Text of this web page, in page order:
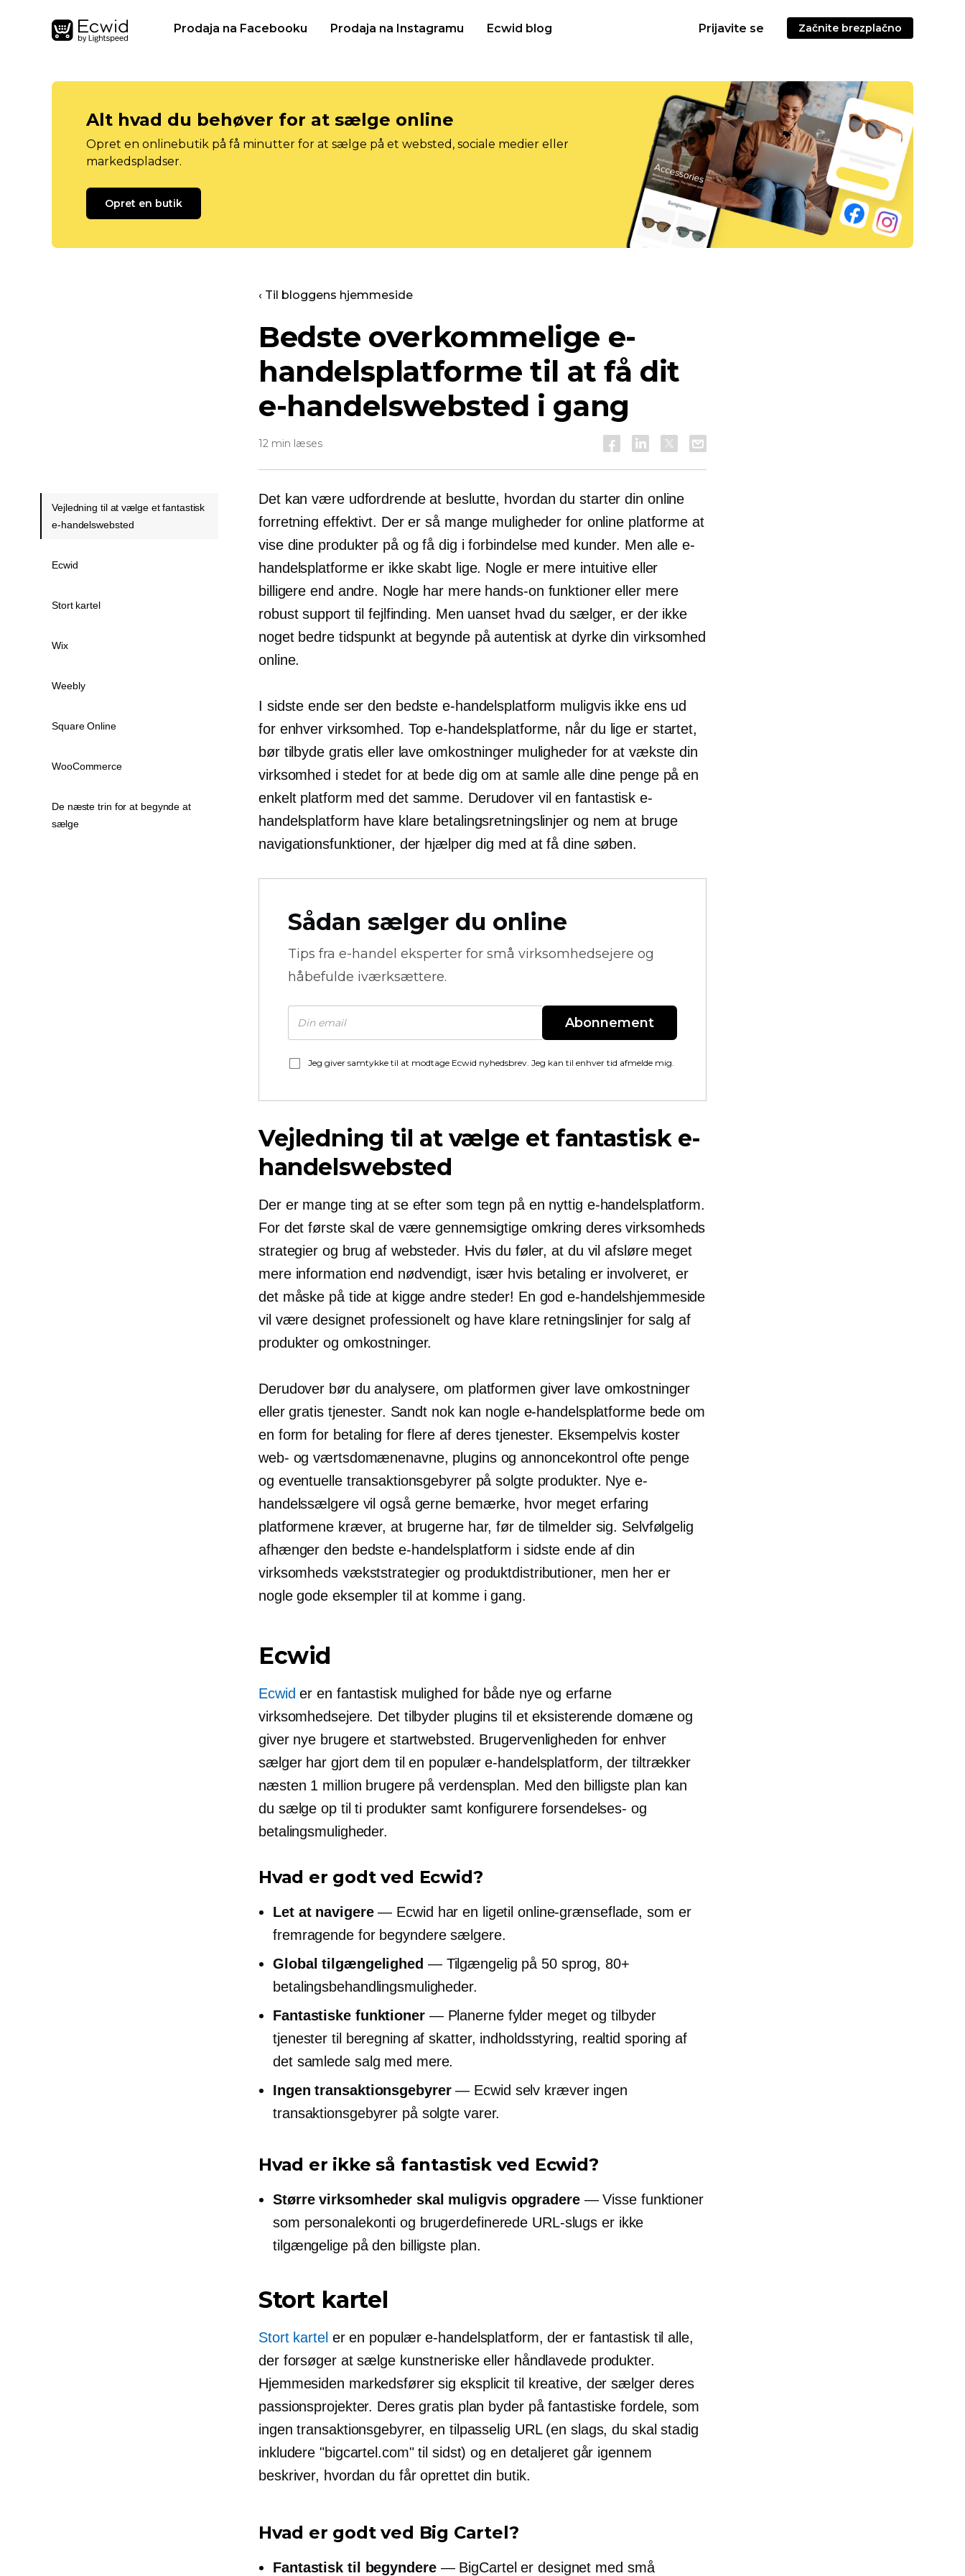
Prodaja na Facebooku Prodaja na Instagramu Ecwid blog Prijavite se Začnite brezplačno
Alt hvad du behøver for at sælge online
Opret en onlinebutik på få minutter for at sælge på et websted, sociale medier eller
markedspladser.
Opret en butik
‹ Til bloggens hjemmeside
Bedste overkommelige e-
handelsplatforme til at få dit
e-handelswebsted i gang
12 min læses
Det kan være udfordrende at beslutte, hvordan du starter din online
forretning effektivt. Der er så mange muligheder for online platforme at
vise dine produkter på og få dig i forbindelse med kunder. Men alle e-
handelsplatforme er ikke skabt lige. Nogle er mere intuitive eller
billigere end andre. Nogle har mere hands-on funktioner eller mere
robust support til fejlfinding. Men uanset hvad du sælger, er der ikke
noget bedre tidspunkt at begynde på autentisk at dyrke din virksomhed
online.
I sidste ende ser den bedste e-handelsplatform muligvis ikke ens ud
for enhver virksomhed. Top e-handelsplatforme, når du lige er startet,
bør tilbyde gratis eller lave omkostningermuligheder for at vækste din
virksomhed i stedet for at bede dig om at samle alle dine penge på en
enkelt platform med det samme. Derudover vil en fantastisk e-
handelsplatform have klare betalingsretningslinjer og nem at bruge
navigationsfunktioner, der hjælper dig med at få dine søben.
Sådan sælger du online
Tips fra e-handel eksperter for små virksomhedsejere og
håbefulde iværksættere.
Abonnement
Jeg giver samtykke til at modtage Ecwid nyhedsbrev. Jeg kan til enhver tid afmelde mig.
Vejledning til at vælge et fantastisk e-
handelswebsted
Der er mange ting at se efter som tegn på en nyttig e-handelsplatform.
For det første skal de være gennemsigtige omkring deres virksomheds
strategier og brug af websteder. Hvis du føler, at du vil afsløre meget
mere information end nødvendigt, især hvis betaling er involveret, er
det måske på tide at kigge andre steder! En god e-handelshjemmeside
vil være designet professionelt og have klare retningslinjer for salg af
produkter og omkostninger.
Derudover bør du analysere, om platformen giver lave omkostninger
eller gratis tjenester. Sandt nok kan nogle e-handelsplatforme bede om
en form for betaling for flere af deres tjenester. Eksempelvis koster
web- og værtsdomænenavne, plugins og annoncekontrol ofte penge
og eventuelle transaktionsgebyrer på solgte produkter. Nye e-
handelssælgere vil også gerne bemærke, hvor meget erfaring
platformene kræver, at brugerne har, før de tilmelder sig. Selvfølgelig
afhænger den bedste e-handelsplatform i sidste ende af din
virksomheds vækststrategier og produktdistributioner, men her er
nogle gode eksempler til at komme i gang.
Ecwid
Ecwid er en fantastisk mulighed for både nye og erfarne
virksomhedsejere. Det tilbyder plugins til et eksisterende domæne og
giver nye brugere et startwebsted. Brugervenligheden for enhver
sælger har gjort dem til en populær e-handelsplatform, der tiltrækker
næsten 1 million brugere på verdensplan. Med den billigste plan kan
du sælge op til ti produkter samt konfigurere forsendelses- og
betalingsmuligheder.
Hvad er godt ved Ecwid?
Let at navigere— Ecwid har en ligetil online-grænseflade, som er
fremragende for begyndere sælgere.
Global tilgængelighed — Tilgængelig på 50 sprog, 80+
betalingsbehandlingsmuligheder.
Fantastiske funktioner— Planerne fylder meget og tilbyder
tjenester til beregning af skatter, indholdsstyring, realtid sporing af
det samlede salg med mere.
Ingen transaktionsgebyrer— Ecwid selv kræver ingen
transaktionsgebyrer på solgte varer.
Hvad er ikke så fantastisk ved Ecwid?
Større virksomheder skal muligvis opgradere— Visse funktioner
som personalekonti og brugerdefinerede URL-slugs er ikke
tilgængelige på den billigste plan.
Stort kartel
Stort kartel er en populær e-handelsplatform, der er fantastisk til alle,
der forsøger at sælge kunstneriske eller håndlavede produkter.
Hjemmesiden markedsfører sig eksplicit til kreative, der sælger deres
passionsprojekter. Deres gratis plan byder på fantastiske fordele, som
ingen transaktionsgebyrer, en tilpasselig URL (en slags, du skal stadig
inkludere "bigcartel.com" til sidst) og en detaljeret går igennem
beskriver, hvordan du får oprettet din butik.
Hvad er godt ved Big Cartel?
Fantastisk til begyndere— BigCartel er designet med små
Vejledning til at vælge et fantastisk
e-handelswebsted
Ecwid
Stort kartel
Wix
Weebly
Square Online
WooCommerce
De næste trin for at begynde at
sælge